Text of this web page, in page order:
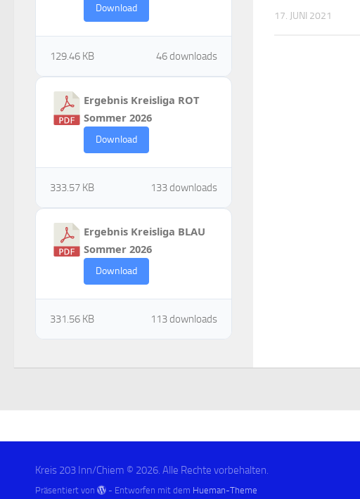
17. JUNI 2021
Download
46 downloads
129.46 KB
Ergebnis Kreisliga ROT
Sommer 2026
Download
133 downloads
333.57 KB
Ergebnis Kreisliga BLAU
Sommer 2026
Download
113 downloads
331.56 KB
Kreis 203 Inn/Chiem © 2026. Alle Rechte vorbehalten.
Präsentiert von - Entworfen mit dem Hueman-Theme